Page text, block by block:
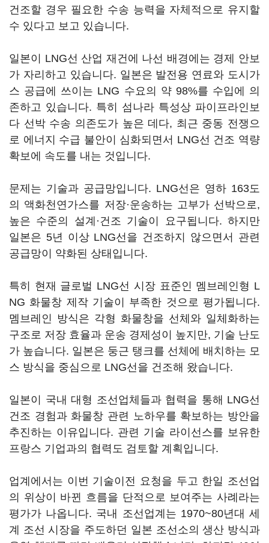
건조할 경우 필요한 수송 능력을 자체적으로 유지할
수 있다고 보고 있습니다.
일본이 LNG선 산업 재건에 나선 배경에는 경제 안보
가 자리하고 있습니다. 일본은 발전용 연료와 도시가
스 공급에 쓰이는 LNG 수요의 약 98%를 수입에 의
존하고 있습니다. 특히 섬나라 특성상 파이프라인보
다 선박 수송 의존도가 높은 데다, 최근 중동 전쟁으
로 에너지 수급 불안이 심화되면서 LNG선 건조 역량
확보에 속도를 내는 것입니다.
문제는 기술과 공급망입니다. LNG선은 영하 163도
의 액화천연가스를 저장·운송하는 고부가 선박으로,
높은 수준의 설계·건조 기술이 요구됩니다. 하지만
일본은 5년 이상 LNG선을 건조하지 않으면서 관련
공급망이 약화된 상태입니다.
특히 현재 글로벌 LNG선 시장 표준인 멤브레인형 L
NG 화물창 제작 기술이 부족한 것으로 평가됩니다.
멤브레인 방식은 각형 화물창을 선체와 일체화하는
구조로 저장 효율과 운송 경제성이 높지만, 기술 난도
가 높습니다. 일본은 둥근 탱크를 선체에 배치하는 모
스 방식을 중심으로 LNG선을 건조해 왔습니다.
일본이 국내 대형 조선업체들과 협력을 통해 LNG선
건조 경험과 화물창 관련 노하우를 확보하는 방안을
추진하는 이유입니다. 관련 기술 라이선스를 보유한
프랑스 기업과의 협력도 검토할 계획입니다.
업계에서는 이번 기술이전 요청을 두고 한일 조선업
의 위상이 바뀐 흐름을 단적으로 보여주는 사례라는
평가가 나옵니다. 국내 조선업계는 1970~80년대 세
계 조선 시장을 주도하던 일본 조선소의 생산 방식과